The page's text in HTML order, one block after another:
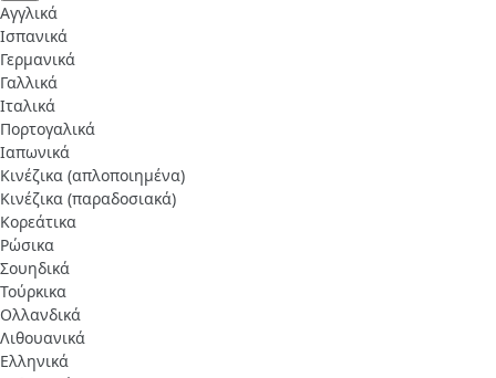
Αγγλικά
Ισπανικά
Γερμανικά
Γαλλικά
Ιταλικά
Πορτογαλικά
Ιαπωνικά
Κινέζικα (απλοποιημένα)
Κινέζικα (παραδοσιακά)
Κορεάτικα
Ρώσικα
Σουηδικά
Τούρκικα
Ολλανδικά
Λιθουανικά
Ελληνικά